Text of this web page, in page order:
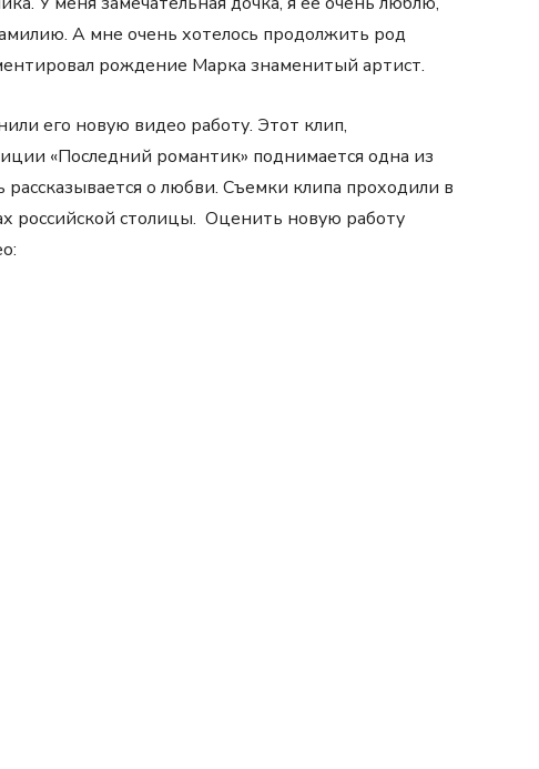
А мне очень хотелось продолжить род
рождение Марка знаменитый артист.
его новую видео работу. Этот клип,
«Последний романтик» поднимается одна из
о любви. Съемки клипа проходили в
российской столицы. Оценить новую работу